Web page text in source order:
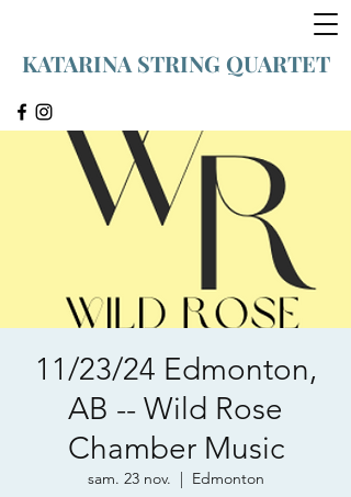
KATARINA STRING QUARTET
11/23/24 Edmonton,
AB -- Wild Rose
Chamber Music
sam. 23 nov.
  |
Edmonton